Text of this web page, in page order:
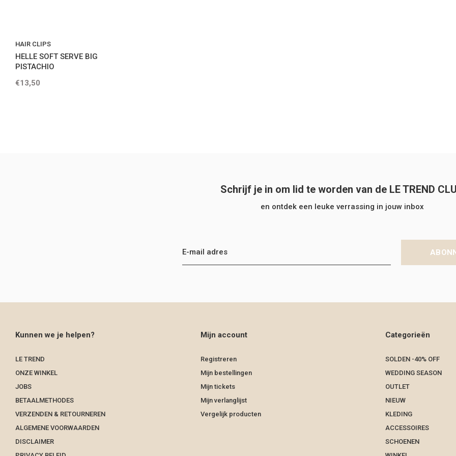
HAIR CLIPS
HELLE SOFT SERVE BIG
PISTACHIO
€13,50
Schrijf je in om lid te worden van de LE TREND
en ontdek een leuke verrassing in jouw inbox
Kunnen we je helpen?
LE TREND
ONZE WINKEL
JOBS
BETAALMETHODES
VERZENDEN & RETOURNEREN
ALGEMENE VOORWAARDEN
DISCLAIMER
Mijn account
Registreren
Mijn bestellingen
Mijn tickets
Mijn verlanglijst
Vergelijk producten
Categorieën
SOLDEN -40% OFF
WEDDING SEASON
OUTLET
NIEUW
KLEDING
ACCESSOIRES
SCHOENEN